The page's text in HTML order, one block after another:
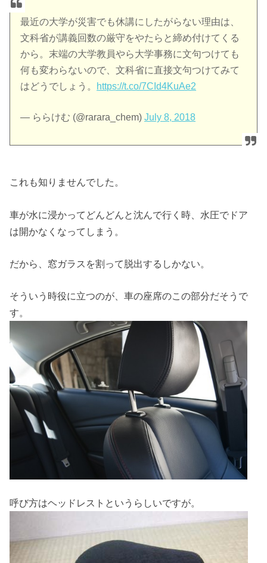
最近の大学が災害でも休講にしたがらない理由は、
文科省が講義回数の厳守をやたらと締め付けてくる
から。末端の大学教員やら大学事務に文句つけても
何も変わらないので、文科省に直接文句つけてみて
はどうでしょう。
https://t.co/7CId4KuAe2
— ららけむ (@rarara_chem)July 8, 2018
これも知りませんでした。
車が水に浸かってどんどんと沈んで行く時、水圧でドア
は開かなくなってしまう。
だから、窓ガラスを割って脱出するしかない。
そういう時役に立つのが、車の座席のこの部分だそうで
す。
呼び方はヘッドレストというらしいですが。